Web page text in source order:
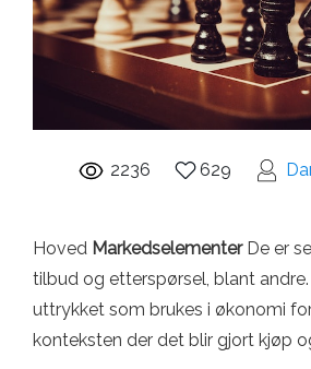
2236 629
Hoved MarkedselementerDe er
tilbud og etterspørsel, blant
uttrykket som brukes i økonomi
konteksten der det blir gjort kjøp